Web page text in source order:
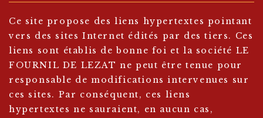
Ce site propose des liens hypertextes pointant
vers des sites Internet édités par des tiers. Ces
liens sont établis de bonne foi et la société LE
FOURNIL DE LEZAT ne peut être tenue pour
responsable de modifications intervenues sur
ces sites. Par conséquent, ces liens
hypertextes ne sauraient, en aucun cas,